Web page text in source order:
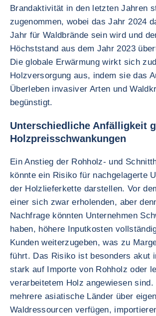
Brandaktivität in den letzten Jahren
zugenommen, wobei das Jahr 2024
Jahr für Waldbrände sein wird und
Höchststand aus dem Jahr 2023
Die globale Erwärmung wirkt sich
Holzversorgung aus, indem sie das
Überleben invasiver Arten und
begünstigt.
Unterschiedliche Anfälligkeit
Holzpreisschwankungen
Ein Anstieg der Rohholz- und
könnte ein Risiko für nachgelagerte
der Holzlieferkette darstellen. Vor
einer sich zwar erholenden, aber
Nachfrage könnten Unternehmen
haben, höhere Inputkosten
Kunden weiterzugeben, was zu
führt. Das Risiko ist besonders akut
stark auf Importe von Rohholz oder
verarbeitetem Holz angewiesen sind.
mehrere asiatische Länder über
Waldressourcen verfügen,